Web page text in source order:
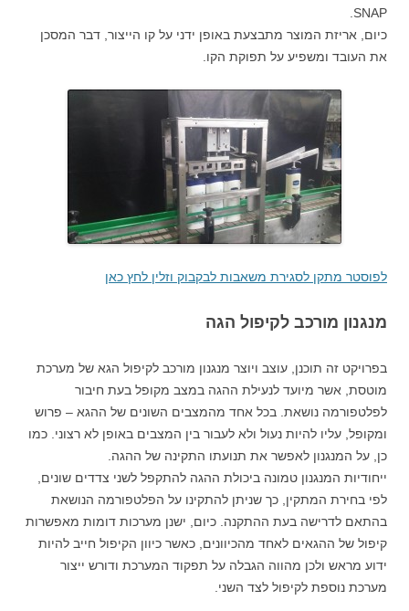
SNAP.
כיום, אריזת המוצר מתבצעת באופן ידני על קו הייצור, דבר המסכן
את העובד ומשפיע על תפוקת הקו.
לפוסטר מתקן לסגירת משאבות לבקבוק וזלין לחץ כאן
מנגנון מורכב לקיפול הגה
בפרויקט זה תוכנן, עוצב ויוצר מנגנון מורכב לקיפול הגא של מערכת
מוטסת, אשר מיועד לנעילת ההגה במצב מקופל בעת חיבור
לפלטפורמה נושאת. בכל אחד מהמצבים השונים של ההגא – פרוש
ומקופל, עליו להיות נעול ולא לעבור בין המצבים באופן לא רצוני. כמו
כן, על המנגנון לאפשר את תנועתו התקינה של ההגה.
ייחודיות המנגנון טמונה ביכולת ההגה להתקפל לשני צדדים שונים,
לפי בחירת המתקין, כך שניתן להתקינו על הפלטפורמה הנושאת
בהתאם לדרישה בעת ההתקנה. כיום, ישנן מערכות דומות מאפשרות
קיפול של ההגאים לאחד מהכיוונים, כאשר כיוון הקיפול חייב להיות
ידוע מראש ולכן מהווה הגבלה על תפקוד המערכת ודורש ייצור
מערכת נוספת לקיפול לצד השני.